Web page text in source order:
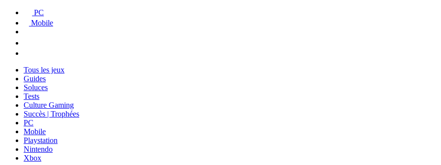
PC
Mobile
Tous les jeux
Guides
Soluces
Tests
Culture Gaming
Succès | Trophées
PC
Mobile
Playstation
Nintendo
Xbox